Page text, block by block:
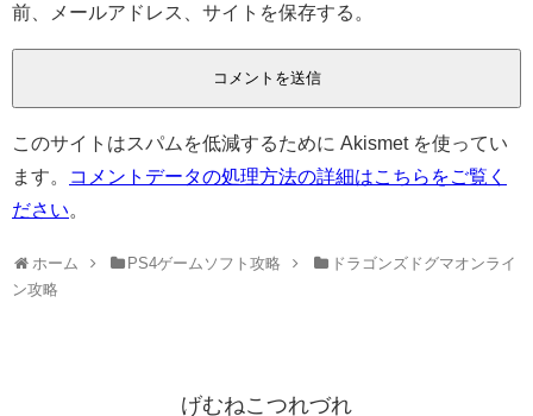
前、メールアドレス、サイトを保存する。
このサイトはスパムを低減するために Akismet を使ってい
ます。
コメントデータの処理方法の詳細はこちらをご覧く
ださい。
ホーム PS4ゲームソフト攻略
ドラゴンズドグマオンライ
ン攻略
げむねこつれづれ